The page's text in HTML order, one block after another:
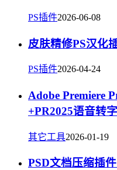
PS插件2026-06-08
皮肤精修PS汉化
PS插件2026-04-24
Adobe Premiere
+PR2025语音转
其它工具2026-01-19
PSD文档压缩插